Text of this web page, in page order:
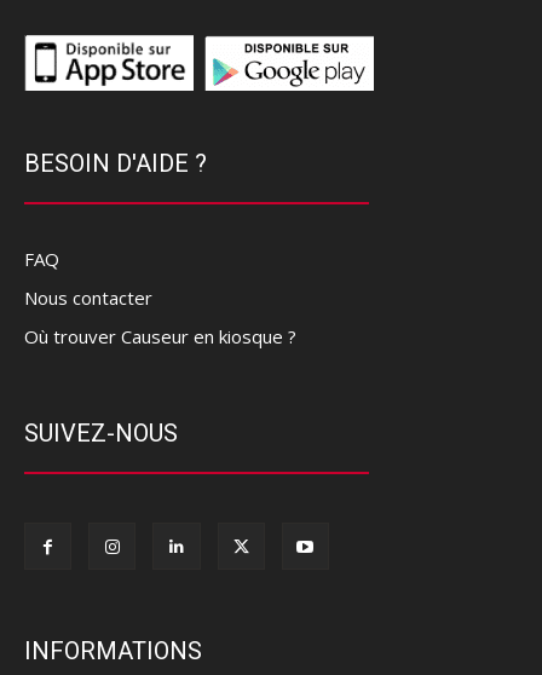
BESOIN D'AIDE ?
FAQ
Nous contacter
Où trouver Causeur en kiosque ?
SUIVEZ-NOUS
INFORMATIONS